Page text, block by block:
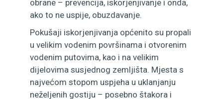
obrane – prevencija, iskorjenjivanje i onda,
ako to ne uspije, obuzdavanje.
Pokušaji iskorjenjivanja općenito su propali
u velikim vodenim površinama i otvorenim
vodenim putovima, kao i na velikim
dijelovima susjednog zemljišta. Mjesta s
najvećom stopom uspjeha u uklanjanju
neželjenih gostiju – posebno štakora i